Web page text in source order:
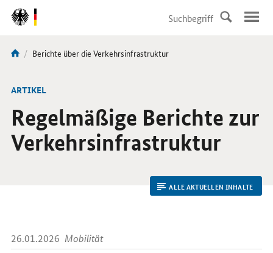
DirektZu:
Navigation
Sie
hier:
Aktuelle
Berichte über die Verkehrsinfrastruktur
ARTIKEL
Regelmäßige Berichte zur
Verkehrsinfrastruktur
ALLE AKTUELLEN INHALTE
26.01.2026 Mobilität